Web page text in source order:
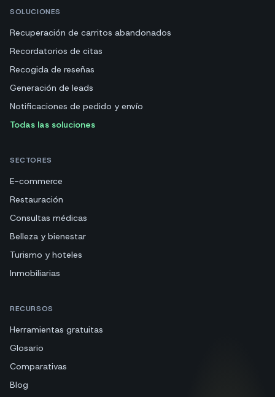
SOLUCIONES
Recuperación de carritos abandonados
Recordatorios de citas
Recogida de reseñas
Generación de leads
Notificaciones de pedido y envío
Todas las soluciones
SECTORES
E-commerce
Restauración
Consultas médicas
Belleza y bienestar
Turismo y hoteles
Inmobiliarias
RECURSOS
Herramientas gratuitas
Glosario
Comparativas
Blog